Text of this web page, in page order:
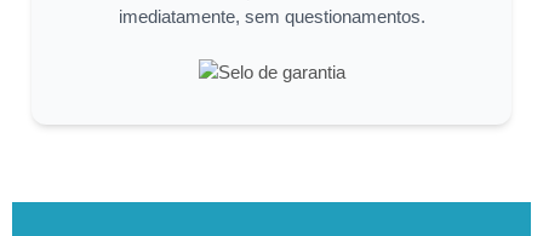
imediatamente, sem questionamentos.